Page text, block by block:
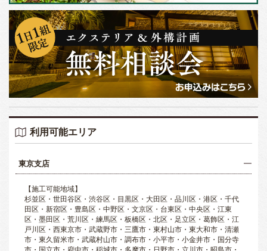
利用可能エリア
東京支店
【施工可能地域】
杉並区・世田谷区・渋谷区・目黒区・大田区・品川区・港区・千代
田区・新宿区・豊島区・中野区・文京区・台東区・中央区・江東
区・墨田区・荒川区・練馬区・板橋区・北区・足立区・葛飾区・江
戸川区・西東京市・武蔵野市・三鷹市・東村山市・東大和市・清瀬
市・東久留米市・武蔵村山市・調布市・小平市・小金井市・国分寺